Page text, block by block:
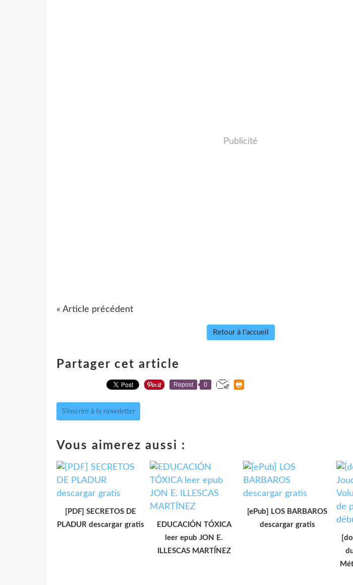
Publicité
« Article précédent
Retour à l'accueil
Partager cet article
Repost 0
S'inscrire à la newsletter
Vous aimerez aussi :
[PDF] SECRETOS DE
PLADUR descargar gratis
EDUCACIÓN TÓXICA
leer epub JON E.
ILLESCAS MARTÍNEZ
[ePub] LOS BARBAROS
descargar gratis